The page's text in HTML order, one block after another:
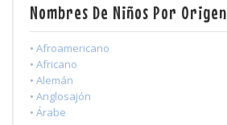
Nombres De Niños Por Origen
• Afroamericano
• Africano
• Alemán
• Anglosajón
• Árabe